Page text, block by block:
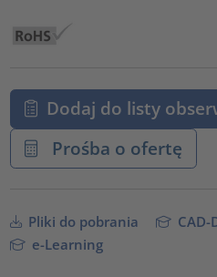
Dodaj do listy
Prośba o ofertę
Pliki do pobrania
CAD-
e-Learning